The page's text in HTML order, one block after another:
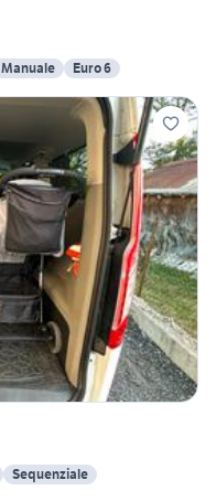
Manuale Euro 6
Sequenziale